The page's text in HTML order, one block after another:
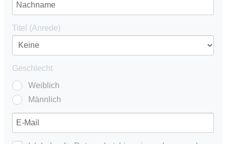
Titel (Anrede)
Geschlecht
Weiblich
Männlich